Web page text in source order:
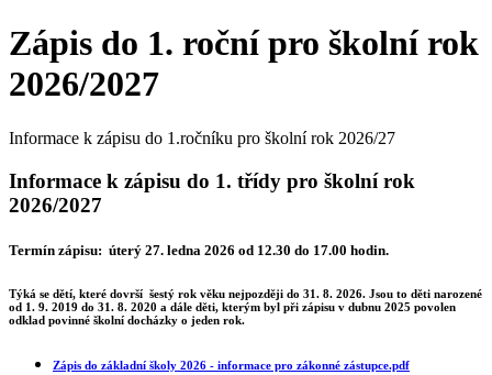
Zápis do 1. roční pro školní rok
2026/2027
Informace k zápisu do 1.ročníku pro školní rok 2026/27
Informace k zápisu do 1. třídy pro školní rok
2026/2027
Termín zápisu: úterý 27. ledna 2026 od 12.30 do 17.00 hodin.
Týká se dětí, které dovrší šestý rok věku nejpozději do 31. 8. 2026. Jsou to děti narozené
od 1. 9. 2019 do 31. 8. 2020 a dále děti, kterým byl při zápisu v dubnu 2025 povolen
odklad povinné školní docházky o jeden rok.
Zápis do základní školy 2026 - informace pro zákonné zástupce.pdf